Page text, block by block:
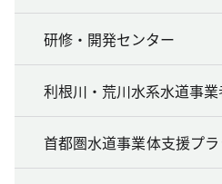
研修・開発センター
利根川・荒川水系水道事
首都圏水道事業体支援プ